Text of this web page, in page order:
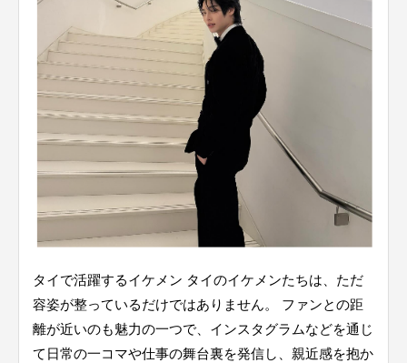
タイで活躍するイケメン タイのイケメンたちは、ただ
容姿が整っているだけではありません。 ファンとの距
離が近いのも魅力の一つで、インスタグラムなどを通じ
て日常の一コマや仕事の舞台裏を発信し、親近感を抱か